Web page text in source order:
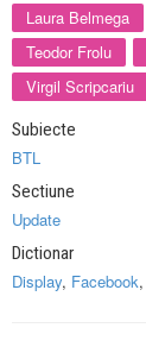
Laura Belmega
Teodor Frolu
Virgil Scripcariu
Subiecte
BTL
Sectiune
Update
Dictionar
Display, Facebook,